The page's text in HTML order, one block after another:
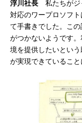
浮川社長 私たちがジ
対応のワープロソフ
て手書きでした。こ
がつかないようです
境を提供したいとい
が実現できていること